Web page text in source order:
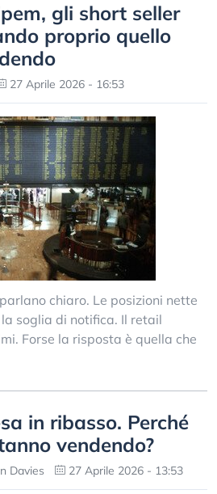
gli short seller
proprio quello
27 Aprile 2026 - 16:53
chiaro. Le posizioni nette
soglia di notifica. Il retail
Forse la risposta è quella che
in ribasso. Perché
vendendo?
Davies 27 Aprile 2026 - 13:53